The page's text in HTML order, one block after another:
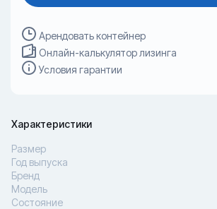
Арендовать контейнер
Онлайн-калькулятор лизинга
Условия гарантии
Характеристики
Размер
Год выпуска
Бренд
Модель
Состояние